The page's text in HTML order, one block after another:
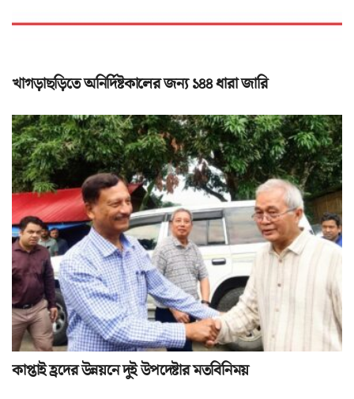
খাগড়াছড়িতে অনির্দিষ্টকালের জন্য ১৪৪ ধারা জারি
কাপ্তাই হ্রদের উন্নয়নে দুই উপদেষ্টার মতবিনিময়